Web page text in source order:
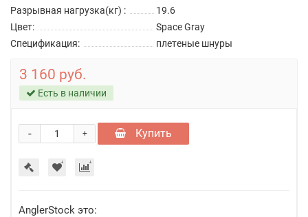
Разрывная нагрузка(кг) :
19.6
Цвет:
Space Gray
Спецификация:
плетеные шнуры
3 160 руб.
Есть в наличии
+
- Купить
AnglerStock это: